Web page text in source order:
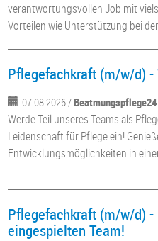
verantwortungsvollen Job mit
Vorteilen wie Unterstützung bei
Pflegefachkraft (m/w/d) -
07.08.2026 /Beatmungspflege24
Werde Teil unseres Teams als
Leidenschaft für Pflege ein!
Entwicklungsmöglichkeiten in
Pflegefachkraft (m/w/d)
eingespielten Team!